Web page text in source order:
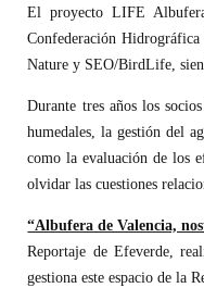
El proyecto LIFE
Confederación Hidrográfica
Nature y SEO/BirdLife,
Durante tres años los
humedales, la gestión del
como la evaluación de los
olvidar las cuestiones
“Albufera de Valencia,
Reportaje de Efeverde,
gestiona este espacio de la